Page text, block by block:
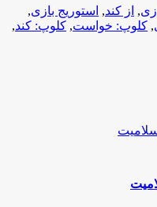
, از کند, استوریج بازی,
, کلوپ: خواست, کلوپ: کند,